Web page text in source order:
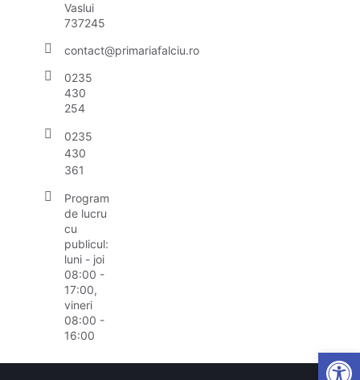
Vaslui
737245
contact@primariafalciu.ro
0235
430
254
0235
430
361
Program
de lucru
cu
publicul:
luni - joi
08:00 -
17:00,
vineri
08:00 -
16:00